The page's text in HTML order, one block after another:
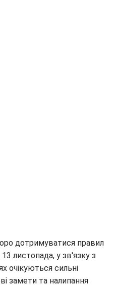
дотримуватися правил
листопада, у зв'язку з
очікуються сильні
замети та налипання